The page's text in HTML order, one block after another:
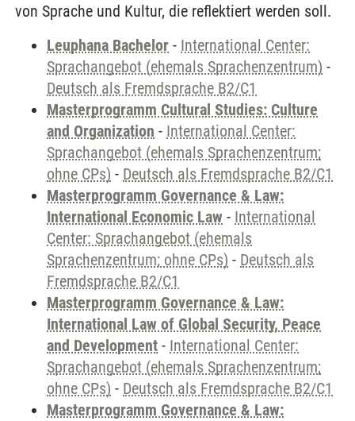
von Sprache und Kultur, die reflektiert werden soll.
Leuphana Bachelor - International Center:
Sprachangebot (ehemals Sprachenzentrum) -
Deutsch als Fremdsprache B2/C1
Masterprogramm Cultural Studies: Culture
and Organization - International Center:
Sprachangebot (ehemals Sprachenzentrum;
ohne CPs) - Deutsch als Fremdsprache B2/C1
Masterprogramm Governance & Law:
International Economic Law - International
Center: Sprachangebot (ehemals
Sprachenzentrum; ohne CPs) - Deutsch als
Fremdsprache B2/C1
Masterprogramm Governance & Law:
International Law of Global Security, Peace
and Development - International Center:
Sprachangebot (ehemals Sprachenzentrum;
ohne CPs) - Deutsch als Fremdsprache B2/C1
Masterprogramm Governance & Law: